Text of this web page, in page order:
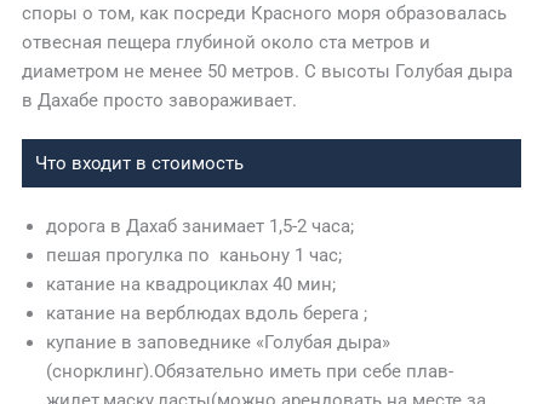
споры о том, как посреди Красного моря образовалась
отвесная пещера глубиной около ста метров и
диаметром не менее 50 метров. С высоты Голубая дыра
в Дахабе просто завораживает.
Что входит в стоимость
дорога в Дахаб занимает 1,5-2 часа;
пешая прогулка по каньону 1 час;
катание на квадроциклах 40 мин;
катание на верблюдах вдоль берега ;
купание в заповеднике «Голубая дыра»
(снорклинг).Обязательно иметь при себе плав-